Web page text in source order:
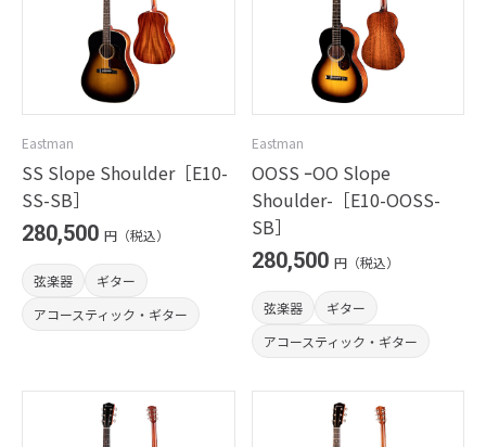
Eastman
SS Slope Shoulder［E10-
SS-SB］
280,500 円（税込）
弦楽器
ギター
アコースティック・ギター
Eastman
OOSS ｰOO Slope
Shoulder-［E10-OOSS-
SB］
280,500 円（税込）
弦楽器
ギター
アコースティック・ギター